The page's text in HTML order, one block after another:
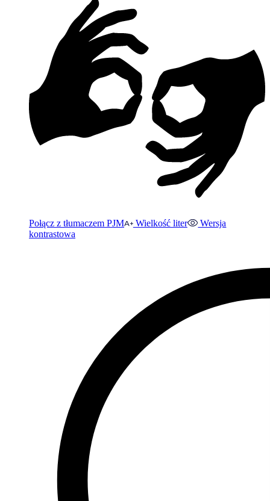
Połącz z tłumaczem PJM Wielkość liter
Wersja
kontrastowa